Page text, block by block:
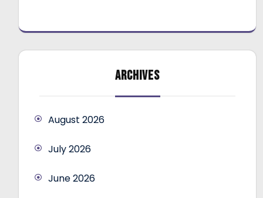
ARCHIVES
August 2026
July 2026
June 2026